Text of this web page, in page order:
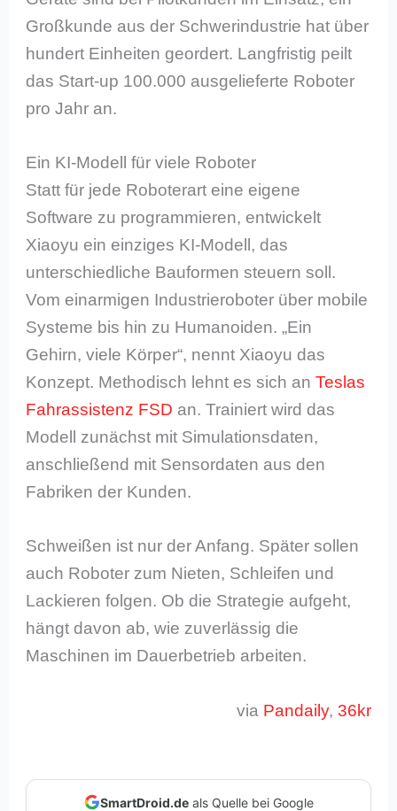
Großkunde aus der Schwerindustrie hat über
hundert Einheiten geordert. Langfristig peilt
das Start-up 100.000 ausgelieferte Roboter
pro Jahr an.
Ein KI-Modell für viele Roboter
Statt für jede Roboterart eine eigene
Software zu programmieren, entwickelt
Xiaoyu ein einziges KI-Modell, das
unterschiedliche Bauformen steuern soll.
Vom einarmigen Industrieroboter über mobile
Systeme bis hin zu Humanoiden. „Ein
Gehirn, viele Körper“, nennt Xiaoyu das
Konzept. Methodisch lehnt es sich anTeslas
Fahrassistenz FSD an. Trainiert wird das
Modell zunächst mit Simulationsdaten,
anschließend mit Sensordaten aus den
Fabriken der Kunden.
Schweißen ist nur der Anfang. Später sollen
auch Roboter zum Nieten, Schleifen und
Lackieren folgen. Ob die Strategie aufgeht,
hängt davon ab, wie zuverlässig die
Maschinen im Dauerbetrieb arbeiten.
via Pandaily, 36kr
SmartDroid.deals Quelle bei Google